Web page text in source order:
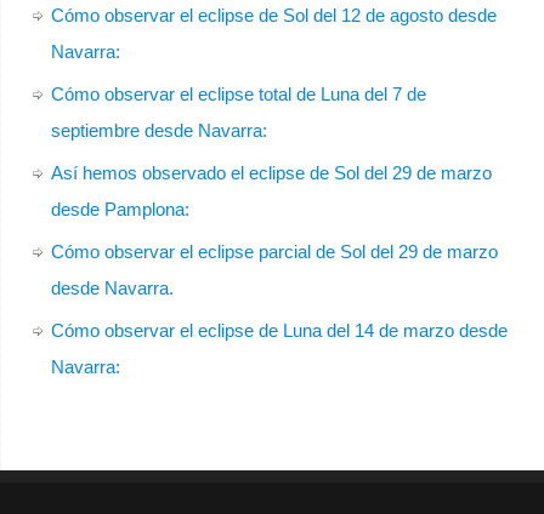
Cómo observar el eclipse de Sol del 12 de agosto desde
Navarra:
Cómo observar el eclipse total de Luna del 7 de
septiembre desde Navarra:
Así hemos observado el eclipse de Sol del 29 de marzo
desde Pamplona:
Cómo observar el eclipse parcial de Sol del 29 de marzo
desde Navarra.
Cómo observar el eclipse de Luna del 14 de marzo desde
Navarra: